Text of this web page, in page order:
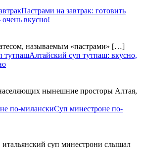
Пастрами на завтрак: готовить
вкусно!
называемым «пастрами» […]
Алтайский суп тутпаш: вкусно,
нынешние просторы Алтая,
Суп минестроне по-
суп минестрони слышал